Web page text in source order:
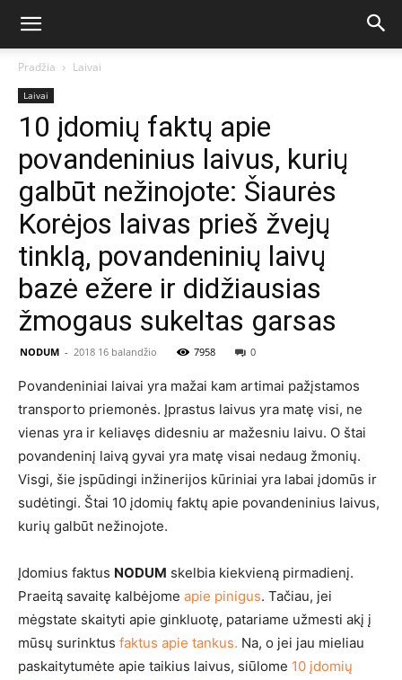
Pradžia Laivai
Laivai
10 įdomių faktų apie
povandeninius laivus, kurių
galbūt nežinojote: Šiaurės
Korėjos laivas prieš žvejų
tinklą, povandeninių laivų
bazė ežere ir didžiausias
žmogaus sukeltas garsas
NODUM - 2018 16 balandžio 7958 0
Povandeniniai laivai yra mažai kam artimai pažįstamos
transporto priemonės. Įprastus laivus yra matę visi, ne
vienas yra ir keliavęs didesniu ar mažesniu laivu. O štai
povandeninį laivą gyvai yra matę visai nedaug žmonių.
Visgi, šie įspūdingi inžinerijos kūriniai yra labai įdomūs ir
sudėtingi. Štai 10 įdomių faktų apie povandeninius laivus,
kurių galbūt nežinojote.
Įdomius faktus NODUM skelbia kiekvieną pirmadienį.
Praeitą savaitę kalbėjome apie pinigus. Tačiau, jei
mėgstate skaityti apie ginkluotę, patariame užmesti akį į
mūsų surinktus faktus apie tankus. Na, o jei jau mieliau
paskaitytumėte apie taikius laivus, siūlome 10 įdomių